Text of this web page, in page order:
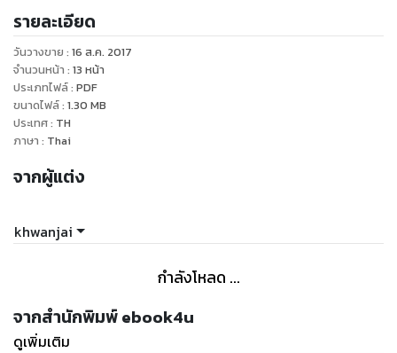
รายละเอียด
วันวางขาย : 16 ส.ค. 2017
จำนวนหน้า : 13 หน้า
ประเภทไฟล์: PDF
ขนาดไฟล์: 1.30 MB
ประเทศ: TH
ภาษา : Thai
จากผู้แต่ง
khwanjai
กำลังโหลด ...
จากสำนักพิมพ์ ebook4u
ดูเพิ่มเติม